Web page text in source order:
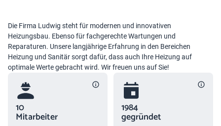
Die Firma Ludwig steht für modernen und innovativen
Heizungsbau. Ebenso für fachgerechte Wartungen und
Reparaturen. Unsere langjährige Erfahrung in den Bereichen
Heizung und Sanitär sorgt dafür, dass auch Ihre Heizung auf
optimale Werte gebracht wird. Wir freuen uns auf Sie!
10
Mitarbeiter
1984
gegründet